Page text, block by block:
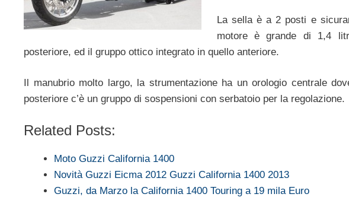
La sella è a 2 posti e
motore è grande di 1,4
posteriore, ed il gruppo ottico integrato in quello anteriore.
Il manubrio molto largo, la strumentazione ha un orologio centrale
posteriore c’è un gruppo di sospensioni con serbatoio per la regolazione.
Related Posts:
Moto Guzzi California 1400
Novità Guzzi Eicma 2012 Guzzi California 1400 2013
Guzzi, da Marzo la California 1400 Touring a 19 mila Euro